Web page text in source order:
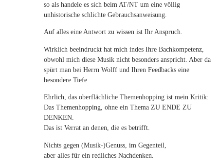
so als handele es sich beim AT/NT um eine völlig
unhistorische schlichte Gebrauchsanweisung.
Auf alles eine Antwort zu wissen ist Ihr Anspruch.
Wirklich beeindruckt hat mich indes Ihre Bachkompetenz,
obwohl mich diese Musik nicht besonders anspricht. Aber da
spürt man bei Herrn Wolff und Ihren Feedbacks eine
besondere Tiefe
Ehrlich, das oberflächliche Themenhopping ist mein Kritik:
Das Themenhopping, ohne ein Thema ZU ENDE ZU
DENKEN.
Das ist Verrat an denen, die es betrifft.
Nichts gegen (Musik-)Genuss, im Gegenteil,
aber alles für ein redliches Nachdenken.